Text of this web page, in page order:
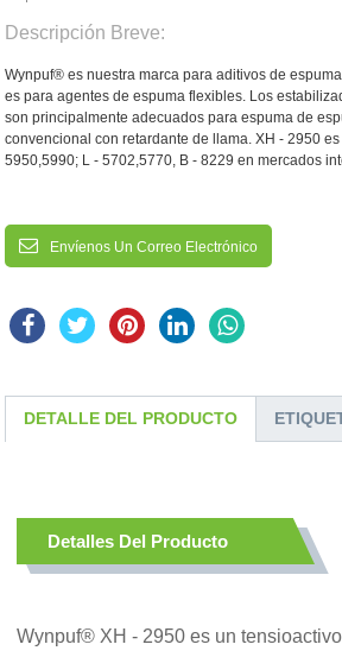
Descripción Breve:
Wynpuf® es nuestra marca para aditivos de
es para agentes de espuma flexibles. Los
son principalmente adecuados para espuma de
convencional con retardante de llama. XH - 2950
5950,5990; L - 5702,5770, B - 8229 en mercados
Envíenos Un Correo Electrónico
DETALLE DEL PRODUCTO
Detalles Del Producto
Wynpuf® XH - 2950 es un